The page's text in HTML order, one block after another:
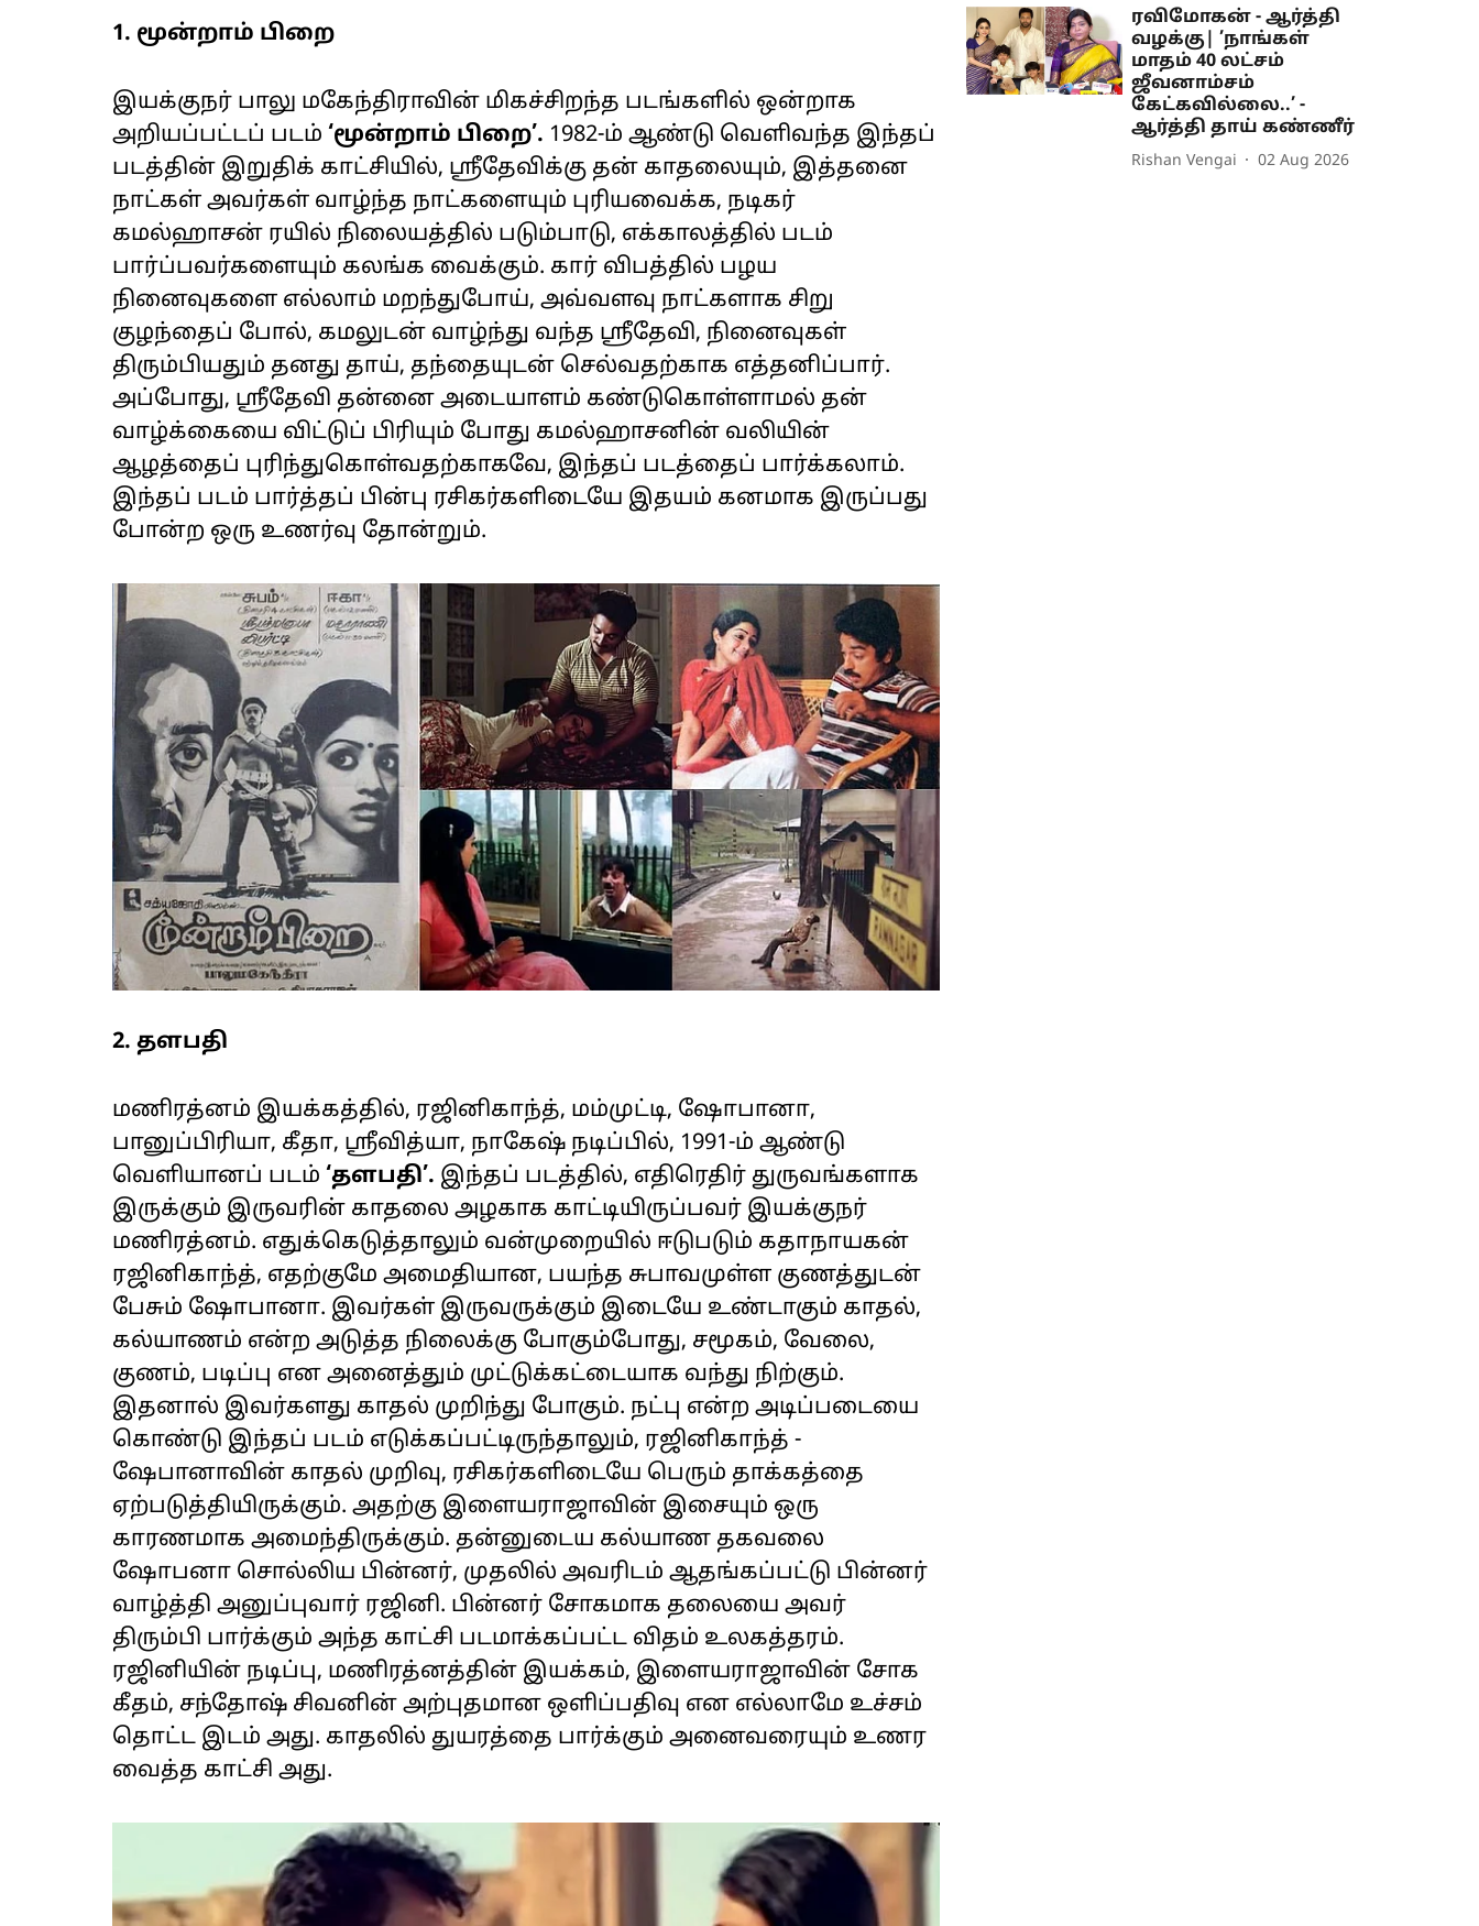
1. மூன்றாம் பிறை
இயக்குநர் பாலு மகேந்திராவின் மிகச்சிறந்த படங்களில் ஒன்றாக
அறியப்பட்டப் படம் ‘மூன்றாம் பிறை’. 1982-ம் ஆண்டு வெளிவந்த இந்தப்
படத்தின் இறுதிக் காட்சியில், ஸ்ரீதேவிக்கு தன் காதலையும், இத்தனை
நாட்கள் அவர்கள் வாழ்ந்த நாட்களையும் புரியவைக்க, நடிகர்
கமல்ஹாசன் ரயில் நிலையத்தில் படும்பாடு, எக்காலத்தில் படம்
பார்ப்பவர்களையும் கலங்க வைக்கும். கார் விபத்தில் பழய
நினைவுகளை எல்லாம் மறந்துபோய், அவ்வளவு நாட்களாக சிறு
குழந்தைப் போல், கமலுடன் வாழ்ந்து வந்த ஸ்ரீதேவி, நினைவுகள்
திரும்பியதும் தனது தாய், தந்தையுடன் செல்வதற்காக எத்தனிப்பார்.
அப்போது, ஸ்ரீதேவி தன்னை அடையாளம் கண்டுகொள்ளாமல் தன்
வாழ்க்கையை விட்டுப் பிரியும் போது கமல்ஹாசனின் வலியின்
ஆழத்தைப் புரிந்துகொள்வதற்காகவே, இந்தப் படத்தைப் பார்க்கலாம்.
இந்தப் படம் பார்த்தப் பின்பு ரசிகர்களிடையே இதயம் கனமாக இருப்பது
போன்ற ஒரு உணர்வு தோன்றும்.
2. தளபதி
மணிரத்னம் இயக்கத்தில், ரஜினிகாந்த், மம்முட்டி, ஷோபானா,
பானுப்பிரியா, கீதா, ஸ்ரீவித்யா, நாகேஷ் நடிப்பில், 1991-ம் ஆண்டு
வெளியானப் படம் ‘தளபதி’. இந்தப் படத்தில், எதிரெதிர் துருவங்களாக
இருக்கும் இருவரின் காதலை அழகாக காட்டியிருப்பவர் இயக்குநர்
மணிரத்னம். எதுக்கெடுத்தாலும் வன்முறையில் ஈடுபடும் கதாநாயகன்
ரஜினிகாந்த், எதற்குமே அமைதியான, பயந்த சுபாவமுள்ள குணத்துடன்
பேசும் ஷோபானா. இவர்கள் இருவருக்கும் இடையே உண்டாகும் காதல்,
கல்யாணம் என்ற அடுத்த நிலைக்கு போகும்போது, சமூகம், வேலை,
குணம், படிப்பு என அனைத்தும் முட்டுக்கட்டையாக வந்து நிற்கும்.
இதனால் இவர்களது காதல் முறிந்து போகும். நட்பு என்ற அடிப்படையை
கொண்டு இந்தப் படம் எடுக்கப்பட்டிருந்தாலும், ரஜினிகாந்த் -
ஷேபானாவின் காதல் முறிவு, ரசிகர்களிடையே பெரும் தாக்கத்தை
ஏற்படுத்தியிருக்கும். அதற்கு இளையராஜாவின் இசையும் ஒரு
காரணமாக அமைந்திருக்கும். தன்னுடைய கல்யாண தகவலை
ஷோபனா சொல்லிய பின்னர், முதலில் அவரிடம் ஆதங்கப்பட்டு பின்னர்
வாழ்த்தி அனுப்புவார் ரஜினி. பின்னர் சோகமாக தலையை அவர்
திரும்பி பார்க்கும் அந்த காட்சி படமாக்கப்பட்ட விதம் உலகத்தரம்.
ரஜினியின் நடிப்பு, மணிரத்னத்தின் இயக்கம், இளையராஜாவின் சோக
கீதம், சந்தோஷ் சிவனின் அற்புதமான ஒளிப்பதிவு என எல்லாமே உச்சம்
தொட்ட இடம் அது. காதலில் துயரத்தை பார்க்கும் அனைவரையும் உணர
வைத்த காட்சி அது.
ரவிமோகன் - ஆர்த்தி
வழக்கு| ’நாங்கள்
மாதம் 40 லட்சம்
ஜீவனாம்சம்
கேட்கவில்லை..’ -
ஆர்த்தி தாய் கண்ணீர்
Rishan Vengai 02 Aug 2026